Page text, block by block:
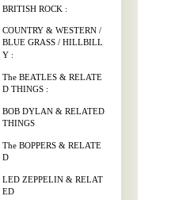
BRITISH ROCK :
COUNTRY & WESTERN /
BLUE GRASS / HILLBILL
Y :
The BEATLES & RELATE
D THINGS :
BOB DYLAN & RELATED
THINGS
The BOPPERS & RELATE
D
LED ZEPPELIN & RELAT
ED